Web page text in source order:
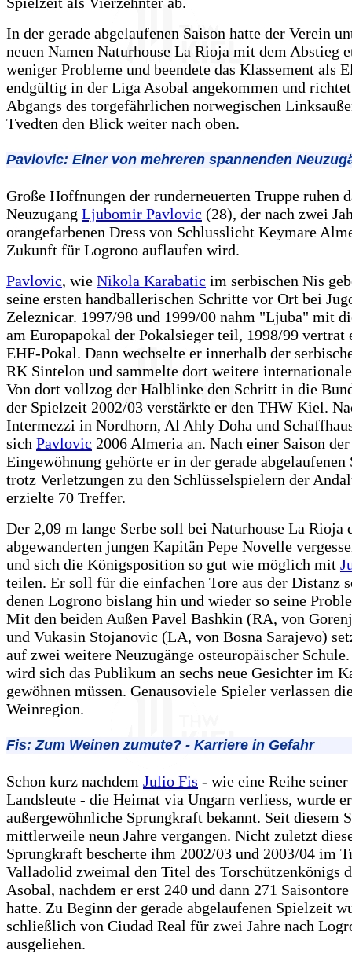
In der gerade abgelaufenen Saison hatte der Verein
neuen Namen Naturhouse La Rioja mit dem Abstieg
weniger Probleme und beendete das Klassement als
endgültig in der Liga Asobal angekommen und
Abgangs des torgefährlichen norwegischen
Tvedten den Blick weiter nach oben.
Pavlovic: Einer von mehreren spannenden
Große Hoffnungen der runderneuerten Truppe ruhen
Neuzugang Ljubomir Pavlovic (28), der nach zwei
orangefarbenen Dress von Schlusslicht Keymare
Zukunft für Logrono auflaufen wird.
Pavlovic, wie Nikola Karabatic im serbischen Nis
seine ersten handballerischen Schritte vor Ort bei
Zeleznicar. 1997/98 und 1999/00 nahm "Ljuba" mit
am Europapokal der Pokalsieger teil, 1998/99 vertrat
EHF-Pokal. Dann wechselte er innerhalb der
RK Sintelon und sammelte dort weitere
Von dort vollzog der Halblinke den Schritt in die
der Spielzeit 2002/03 verstärkte er den THW Kiel.
Intermezzi in Nordhorn, Al Ahly Doha und
sich Pavlovic 2006 Almeria an. Nach einer Saison der
Eingewöhnung gehörte er in der gerade
trotz Verletzungen zu den Schlüsselspielern der
erzielte 70 Treffer.
Der 2,09 m lange Serbe soll bei Naturhouse La Rioja
abgewanderten jungen Kapitän Pepe Novelle
und sich die Königsposition so gut wie möglich mit
teilen. Er soll für die einfachen Tore aus der Distanz
denen Logrono bislang hin und wieder so seine
Mit den beiden Außen Pavel Bashkin (RA, von
und Vukasin Stojanovic (LA, von Bosna Sarajevo)
auf zwei weitere Neuzugänge osteuropäischer
wird sich das Publikum an sechs neue Gesichter im
gewöhnen müssen. Genausoviele Spieler verlassen
Weinregion.
Fis: Zum Weinen zumute? - Karriere in Gefahr
Schon kurz nachdem Julio Fis - wie eine Reihe seiner
Landsleute - die Heimat via Ungarn verliess, wurde
außergewöhnliche Sprungkraft bekannt. Seit diesem
mittlerweile neun Jahre vergangen. Nicht zuletzt
Sprungkraft bescherte ihm 2002/03 und 2003/04 im
Valladolid zweimal den Titel des Torschützenkönigs
Asobal, nachdem er erst 240 und dann 271
hatte. Zu Beginn der gerade abgelaufenen Spielzeit
schließlich von Ciudad Real für zwei Jahre nach
ausgeliehen.